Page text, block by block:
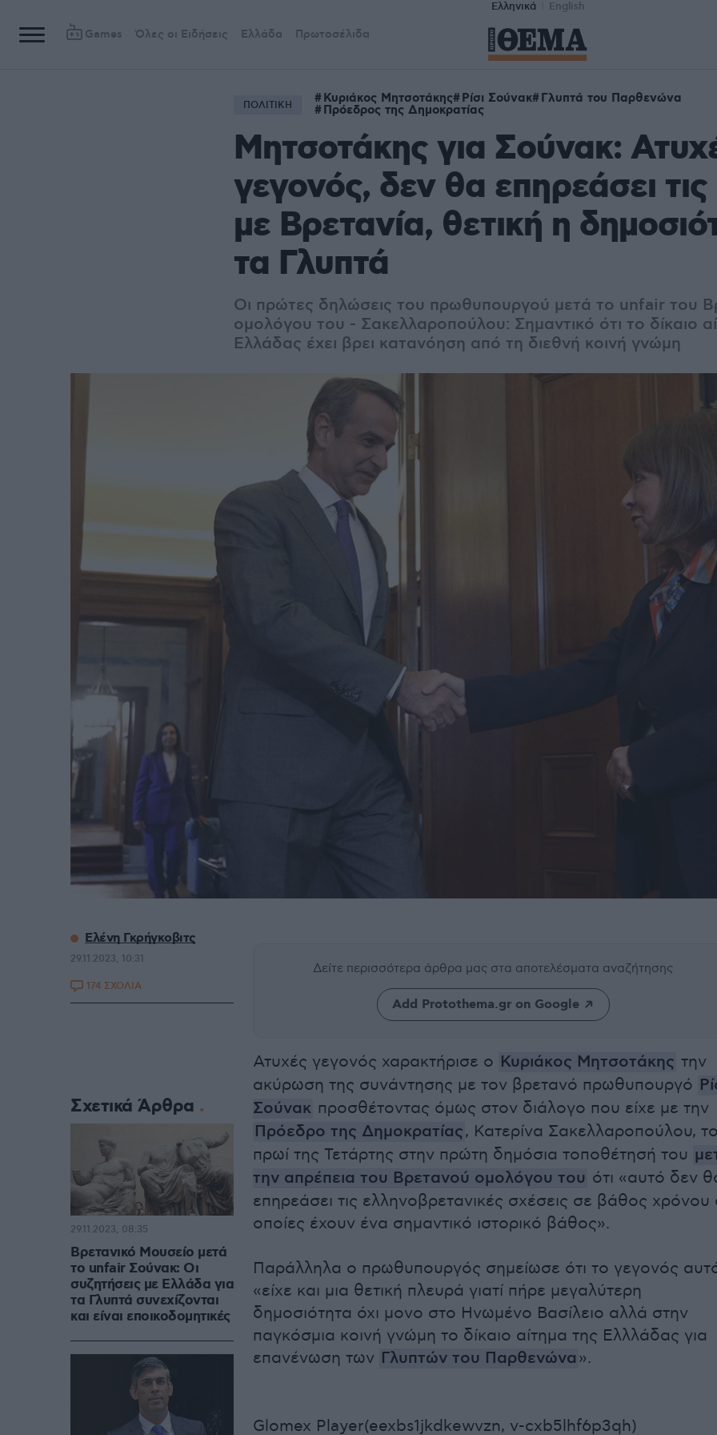
Ελληνικά English
Games Όλες οι Ειδήσεις Ελλάδα Πρωτοσέλιδα
ΠΟΛΙΤΙΚΗ Κυριάκος Μητσοτάκης Ρίσι Σούνακ Γλυπτά του Παρθενώνα
Πρόεδρος της Δημοκρατίας
Μητσοτάκης για Σούνακ:
γεγονός, δεν θα επηρεάσει τις
με Βρετανία, θετική η
τα Γλυπτά
Οι πρώτες δηλώσεις του πρωθυπουργού μετά το unfair του
ομολόγου του - Σακελλαροπούλου: Σημαντικό ότι το δίκαιο
Ελλάδας έχει βρει κατανόηση από τη διεθνή κοινή γνώμη
Δείτε περισσότερα άρθρα μας στα αποτελέσματα αναζήτησης
Add Protothema.gr on Google
Ατυχές γεγονός χαρακτήρισε ο Κυριάκος Μητσοτάκης την
ακύρωση της συνάντησης με τον βρετανό πρωθυπουργό
Σούνακ προσθέτοντας όμως στον διάλογο που είχε με την
Πρόεδρο της Δημοκρατίας, Κατερίνα Σακελλαροπούλου,
πρωί της Τετάρτης στην πρώτη δημόσια τοποθέτησή του
την απρέπεια του Βρετανού ομολόγου του ότι «αυτό δεν
επηρεάσει τις ελληνοβρετανικές σχέσεις σε βάθος χρόνου
οποίες έχουν ένα σημαντικό ιστορικό βάθος».
Παράλληλα ο πρωθυπουργός σημείωσε ότι το γεγονός
«είχε και μια θετική πλευρά γιατί πήρε μεγαλύτερη
δημοσιότητα όχι μονο στο Ηνωμένο Βασίλειο αλλά στην
παγκόσμια κοινή γνώμη το δίκαιο αίτημα της Ελλλάδας για
επανένωση των Γλυπτών του Παρθενώνα ».
Glomex Player(eexbs1jkdkewvzn, v-cxb5lhf6p3qh)
Ελένη Γκρήγκοβιτς
29.11.2023, 10:31
174 ΣΧΟΛΙΑ
Σχετικά Άρθρα
Βρετανικό Μουσείο μετά
το unfair Σούνακ: Οι
συζητήσεις με Ελλάδα για
τα Γλυπτά συνεχίζονται
και είναι εποικοδομητικές
29.11.2023, 08:35